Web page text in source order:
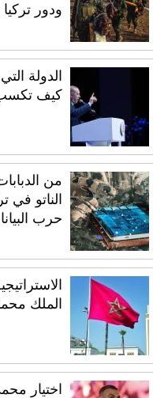
ودور
الدولة
كيف تكسب
من
الناتو في
حرب
الملك
اختيار